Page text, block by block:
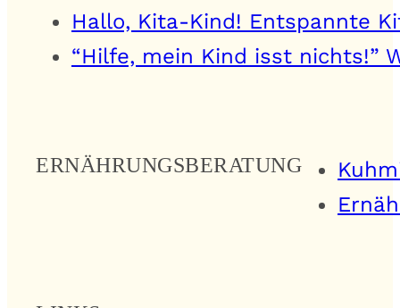
Hallo, Kita-Kind! Entspannte
“Hilfe, mein Kind isst nichts!”
ERNÄHRUNGSBERATUNG